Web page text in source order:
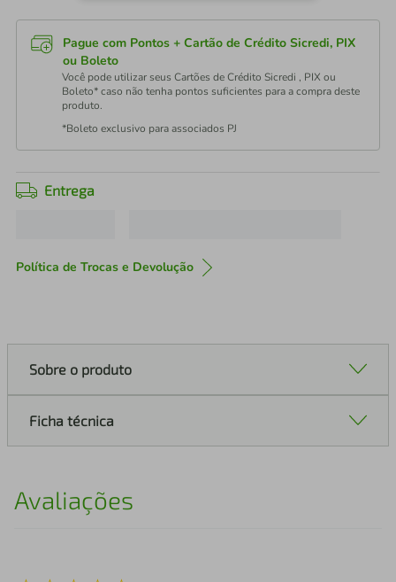
Pague com Pontos + Cartão de Crédito Sicredi, PIX
ou Boleto
Você pode utilizar seus Cartões de Crédito Sicredi , PIX ou
Boleto* caso não tenha pontos suficientes para a compra deste
produto.
*Boleto exclusivo para associados PJ
Entrega
Política de Trocas e Devolução
Sobre o produto
Ficha técnica
Avaliações